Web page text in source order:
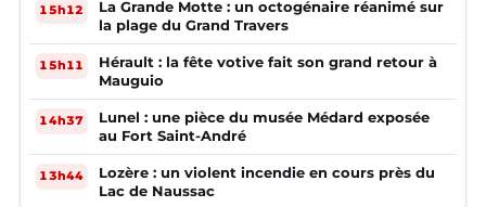
15h12
La Grande Motte : un octogénaire réanimé sur
la plage du Grand Travers
15h11
Hérault : la fête votive fait son grand retour à
Mauguio
14h37
Lunel : une pièce du musée Médard exposée
au Fort Saint-André
13h44
Lozère : un violent incendie en cours près du
Lac de Naussac